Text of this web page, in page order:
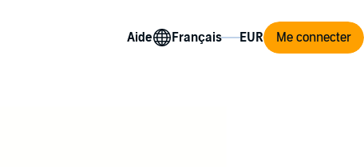
Aide Me connecter